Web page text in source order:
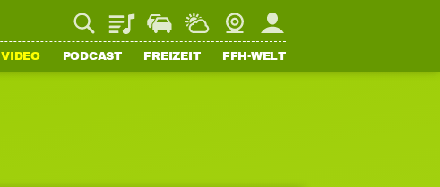
PlaylistStaupilotWetterWebcamMein FFH
VIDEO PODCAST FREIZEIT FFH-WELT